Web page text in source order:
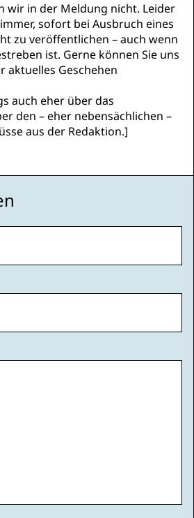
wir in der Meldung nicht. Leider
sofort bei Ausbruch eines
zu veröffentlichen – auch wenn
ist. Gerne können Sie uns
aktuelles Geschehen
auch eher über das
den – eher nebensächlichen –
aus der Redaktion.]